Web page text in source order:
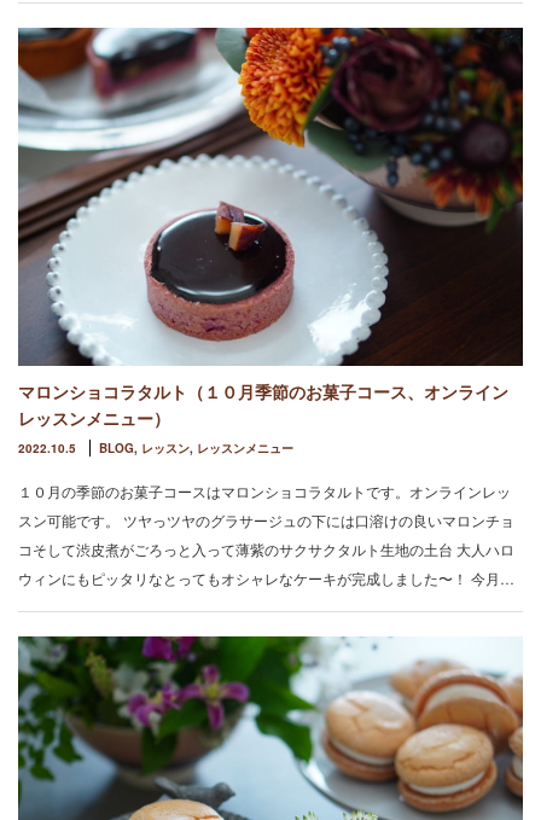
マロンショコラタルト（１０月季節のお菓子コース、オンライン
レッスンメニュー）
2022.10.5 BLOG, レッスン, レッスンメニュー
１０月の季節のお菓子コースはマロンショコラタルトです。オンラインレッ
スン可能です。 ツヤっツヤのグラサージュの下には口溶けの良いマロンチョ
コそして渋皮煮がごろっと入って薄紫のサクサクタルト生地の土台 大人ハロ
ウィンにもピッタリなとってもオシャレなケーキが完成しました〜！ 今月…